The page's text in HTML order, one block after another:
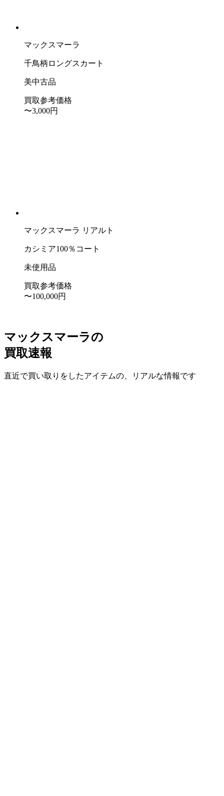
マックスマーラ
千鳥柄ロングスカート
美中古品
買取参考価格
〜3,000円
マックスマーラ リアルト
カシミア100％コート
未使用品
買取参考価格
〜100,000円
マックスマーラの
買取速報
直近で買い取りをしたアイテムの、リアルな情報です